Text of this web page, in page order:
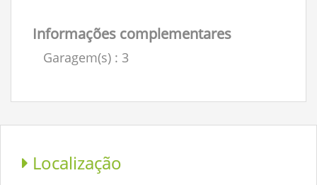
Informações complementares
Garagem(s) : 3
Localização